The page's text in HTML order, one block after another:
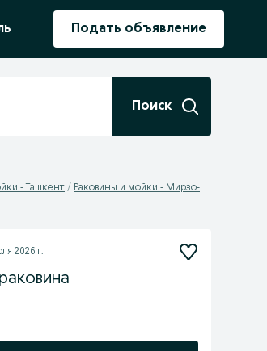
Подать объявление
Поиск
- Ташкент
Раковины и мойки - Мирзо-
2026 г.